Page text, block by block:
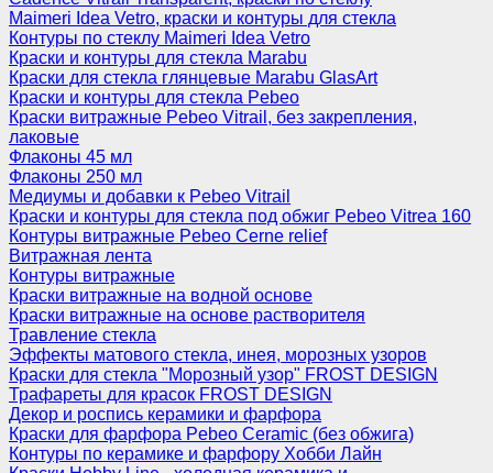
Maimeri Idea Vetro, краски и контуры для стекла
Контуры по стеклу Maimeri Idea Vetro
Краски и контуры для стекла Marabu
Краски для стекла глянцевые Marabu GlasArt
Краски и контуры для стекла Pebeo
Краски витражные Pebeo Vitrail, без закрепления,
лаковые
Флаконы 45 мл
Флаконы 250 мл
Медиумы и добавки к Pebeo Vitrail
Краски и контуры для стекла под обжиг Pebeo Vitrea 160
Контуры витражные Pebeo Cerne relief
Витражная лента
Контуры витражные
Краски витражные на водной основе
Краски витражные на основе растворителя
Травление стекла
Эффекты матового стекла, инея, морозных узоров
Краски для стекла "Морозный узор" FROST DESIGN
Трафареты для красок FROST DESIGN
Декор и роспись керамики и фарфора
Краски для фарфора Pebeo Ceramic (без обжига)
Контуры по керамике и фарфору Хобби Лайн